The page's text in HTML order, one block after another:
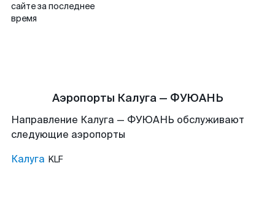
сайте за последнее
время
Аэропорты Калуга — ФУЮАНЬ
Направление Калуга — ФУЮАНЬ обслуживают
следующие аэропорты
Калуга KLF